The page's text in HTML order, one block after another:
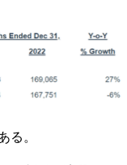
る。